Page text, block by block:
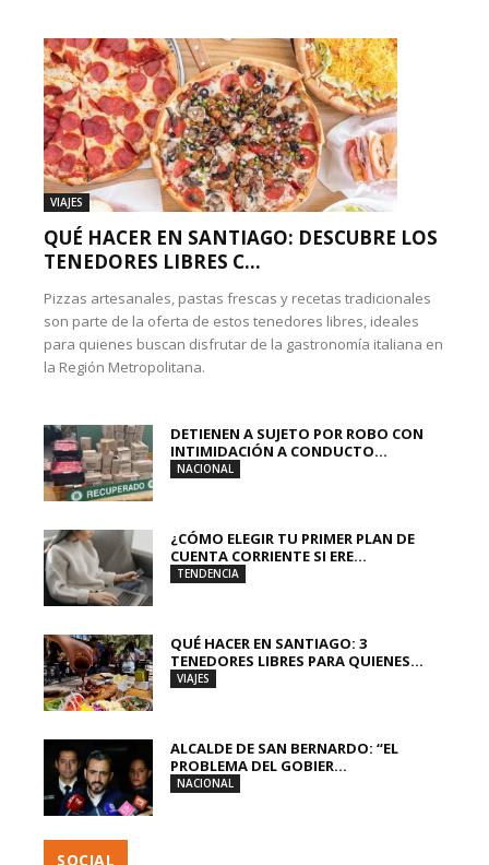
VIAJES
QUÉ HACER EN SANTIAGO: DESCUBRE LOS
TENEDORES LIBRES C...
Pizzas artesanales, pastas frescas y recetas tradicionales
son parte de la oferta de estos tenedores libres, ideales
para quienes buscan disfrutar de la gastronomía italiana en
la Región Metropolitana.
DETIENEN A SUJETO POR ROBO CON
INTIMIDACIÓN A CONDUCTO...
NACIONAL
¿CÓMO ELEGIR TU PRIMER PLAN DE
CUENTA CORRIENTE SI ERE...
TENDENCIA
QUÉ HACER EN SANTIAGO: 3
TENEDORES LIBRES PARA QUIENES...
VIAJES
ALCALDE DE SAN BERNARDO: “EL
PROBLEMA DEL GOBIER...
NACIONAL
SOCIAL